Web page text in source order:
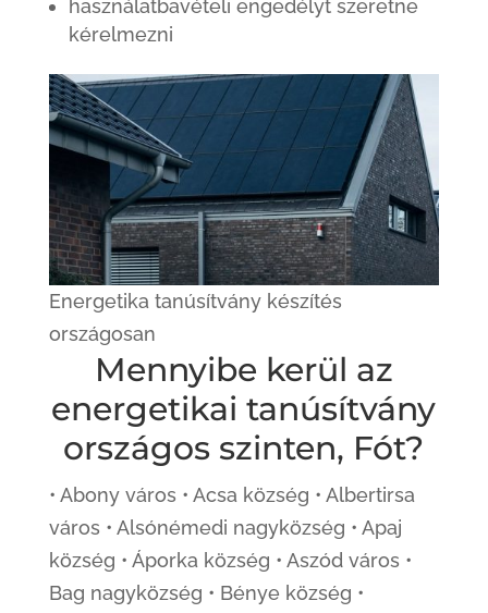
használatbavételi engedélyt szeretne
kérelmezni
Energetika tanúsítvány készítés
országosan
Mennyibe kerül az
energetikai tanúsítvány
országos szinten, Fót?
• Abony város • Acsa község • Albertirsa
város • Alsónémedi nagyközség • Apaj
község • Áporka község • Aszód város •
Bag nagyközség • Bénye község •